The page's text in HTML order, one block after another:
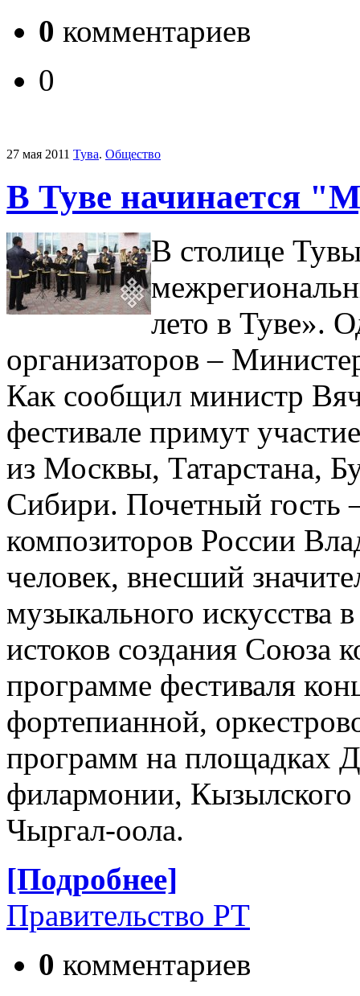
0 комментариев
0
27 мая 2011 Тува. Общество
В Туве начинается
В столице
лето в Туве».
организаторов –
Как сообщил министр
фестивале примут
из Москвы, Татарстана,
Сибири. Почетный гость
композиторов России
человек, внесший
музыкального искусства
истоков создания Союза
программе фестиваля
фортепианной,
программ на площадках
филармонии,
Чыргал-оола.
[Подробнее]
Правительство РТ
0 комментариев